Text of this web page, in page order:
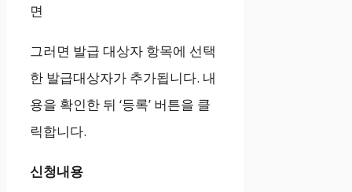
면
그러면 발급 대상자 항목에 선택
한 발급대상자가 추가됩니다. 내
용을 확인한 뒤 ‘등록’ 버튼을 클
릭합니다.
신청내용